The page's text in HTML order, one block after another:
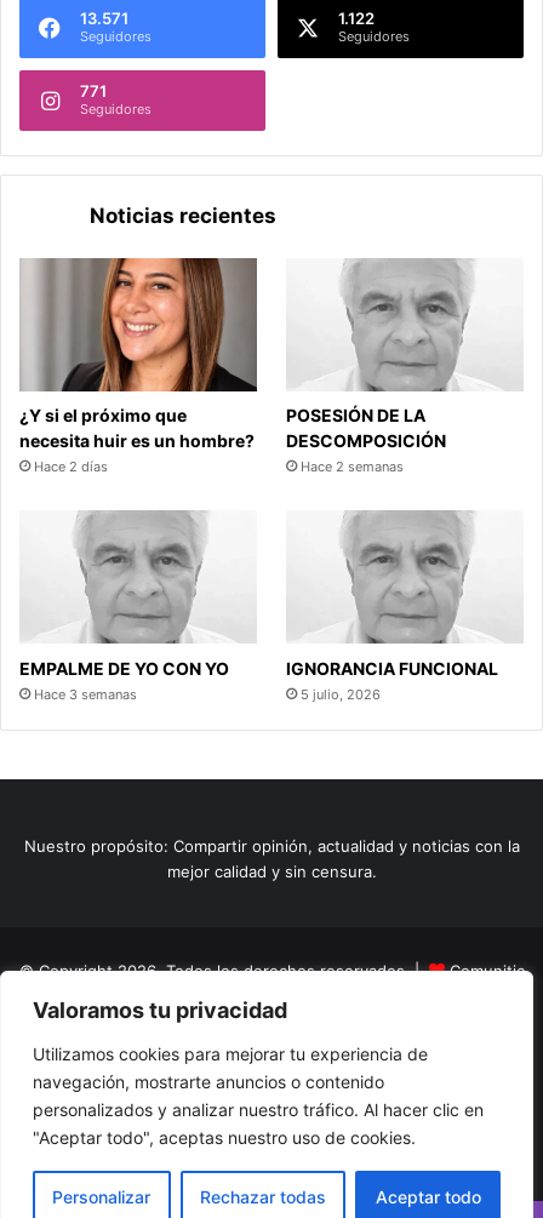
Valoramos tu privacidad
Utilizamos cookies para mejorar tu experiencia de
navegación, mostrarte anuncios o contenido
personalizados y analizar nuestro tráfico. Al hacer clic en
"Aceptar todo", aceptas nuestro uso de cookies.
Personalizar Rechazar todas Aceptar todo
13.571
Seguidores
1.122
Seguidores
771
Seguidores
Noticias recientes
¿Y si el próximo que
necesita huir es un hombre?
Hace 2 días
POSESIÓN DE LA
DESCOMPOSICIÓN
Hace 2 semanas
EMPALME DE YO CON YO
Hace 3 semanas
IGNORANCIA FUNCIONAL
5 julio, 2026
Nuestro propósito: Compartir opinión, actualidad y noticias con la
mejor calidad y sin censura.
© Copyright 2026, Todos los derechos reservados |
Comunitic
SAS BICNit 901228106
Home
Actualidad Variedades Opinion Turismo
El Tinteadero
Caricaturas Reportajes
FacebookYouTubeInstagram